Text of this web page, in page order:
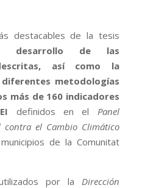
destacables de la tesis
desarrollo de las
así como la
metodologías
más de 160 indicadores
definidos en el Panel
contra el Cambio Climático
de la Comunitat
por la Dirección